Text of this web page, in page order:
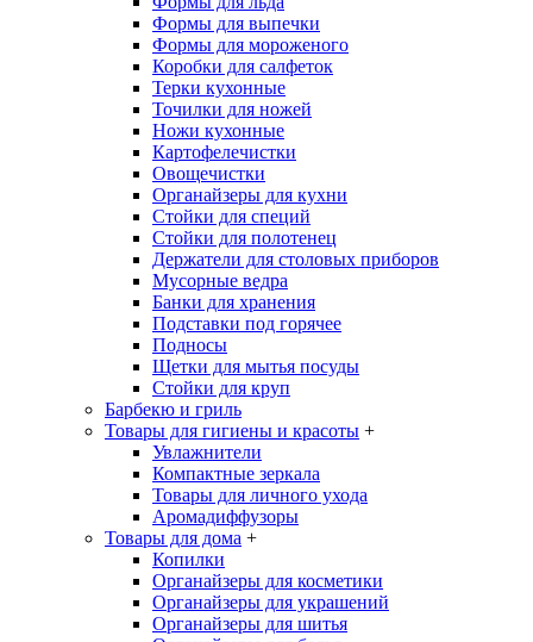
Формы для выпечки
Формы для мороженого
Коробки для салфеток
Терки кухонные
Точилки для ножей
Ножи кухонные
Картофелечистки
Овощечистки
Органайзеры для кухни
Стойки для специй
Стойки для полотенец
Держатели для столовых приборов
Мусорные ведра
Банки для хранения
Подставки под горячее
Подносы
Щетки для мытья посуды
Стойки для круп
Барбекю и гриль
Товары для гигиены и красоты +
Увлажнители
Компактные зеркала
Товары для личного ухода
Аромадиффузоры
Товары для дома +
Копилки
Органайзеры для косметики
Органайзеры для украшений
Органайзеры для шитья